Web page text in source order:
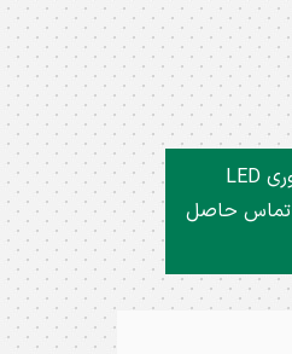
و پروژکتور ال ای دی چراغ پروژکتوری LED
تماس حاصل